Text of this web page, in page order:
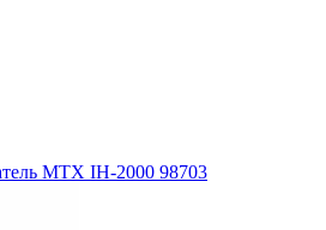
MTX IH-2000 98703